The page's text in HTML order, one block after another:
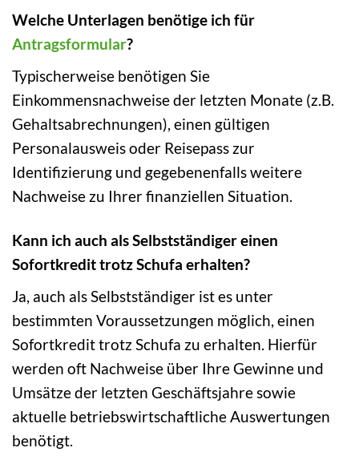
Welche Unterlagen benötige ich für
Antragsformular?
Typischerweise benötigen Sie
Einkommensnachweise der letzten Monate (z.B.
Gehaltsabrechnungen), einen gültigen
Personalausweis oder Reisepass zur
Identifizierung und gegebenenfalls weitere
Nachweise zu Ihrer finanziellen Situation.
Kann ich auch als Selbstständiger einen
Sofortkredit trotz Schufa erhalten?
Ja, auch als Selbstständiger ist es unter
bestimmten Voraussetzungen möglich, einen
Sofortkredit trotz Schufa zu erhalten. Hierfür
werden oft Nachweise über Ihre Gewinne und
Umsätze der letzten Geschäftsjahre sowie
aktuelle betriebswirtschaftliche Auswertungen
benötigt.